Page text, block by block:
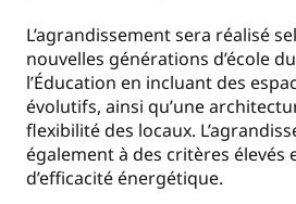
L’agrandissement sera réalisé
nouvelles générations d’école
l’Éducation en incluant des
évolutifs, ainsi qu’une
flexibilité des locaux.
également à des critères élevés
d’efficacité énergétique.